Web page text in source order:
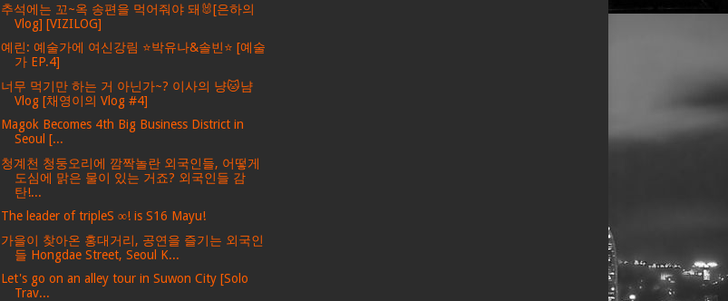
추석에는 꼬~옥 송편을 먹어줘야 돼🐰[은하의
Vlog] [VIZILOG]
예린: 예술가에 여신강림 ⭐박유나&솔빈⭐ [예술
가 EP.4]
너무 먹기만 하는 거 아닌가~? 이사의 냥🐱냠
Vlog [채영이의 Vlog #4]
Magok Becomes 4th Big Business District in
Seoul [...
청계천 청둥오리에 깜짝놀란 외국인들, 어떻게
도심에 맑은 물이 있는 거죠? 외국인들 감
탄!...
The leader of tripleS ∞! is S16 Mayu!
가을이 찾아온 홍대거리, 공연을 즐기는 외국인
들 Hongdae Street, Seoul K...
Let's go on an alley tour in Suwon City [Solo
Trav...